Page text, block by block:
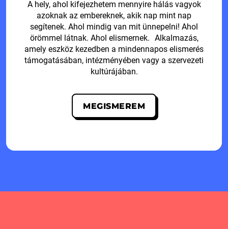
A hely, ahol kifejezhetem mennyire hálás vagyok
azoknak az embereknek, akik nap mint nap
segítenek. Ahol mindig van mit ünnepelni! Ahol
örömmel látnak. Ahol elismernek. Alkalmazás,
amely eszköz kezedben a mindennapos elismerés
támogatásában, intézményében vagy a szervezeti
kultúrájában.
MEGISMEREM